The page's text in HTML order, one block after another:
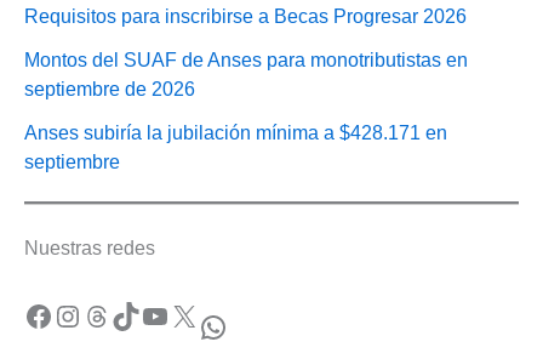
Requisitos para inscribirse a Becas Progresar 2026
Montos del SUAF de Anses para monotributistas en
septiembre de 2026
Anses subiría la jubilación mínima a $428.171 en
septiembre
Nuestras redes
Facebook Instagram Threads TikTok YouTube X WhatsApp